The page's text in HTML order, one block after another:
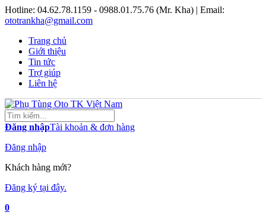
Hotline: 04.62.78.1159 - 0988.01.75.76 (Mr. Kha) | Email:
ototrankha@gmail.com
Trang chủ
Giới thiệu
Tin tức
Trợ giúp
Liên hệ
Đăng nhậpTài khoản & đơn hàng
Đăng nhập
Khách hàng mới?
Đăng ký tại đây.
0